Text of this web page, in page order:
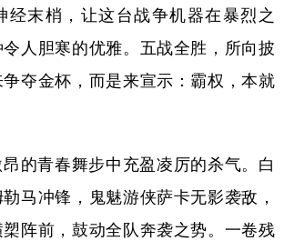
Español Français عربى
经末梢，让这台战争机器在暴烈之
人胆寒的优雅。五战全胜，所向披
夺金杯，而是来宣示：霸权，本就
青春舞步中充盈凌厉的杀气。白
马冲锋，鬼魅游侠萨卡无影袭敌，
阵前，鼓动全队奔袭之势。一卷残